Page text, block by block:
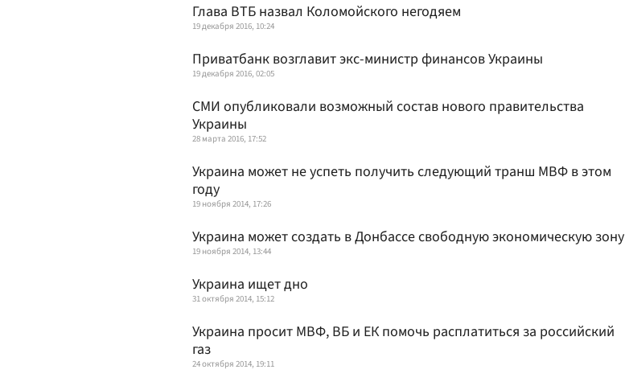
Глава ВТБ назвал Коломойского негодяем
19 декабря 2016, 10:24
Приватбанк возглавит экс-министр финансов Украины
19 декабря 2016, 02:05
СМИ опубликовали возможный состав нового правительства
Украины
28 марта 2016, 17:52
Украина может не успеть получить следующий транш МВФ в этом
году
19 ноября 2014, 17:26
Украина может создать в Донбассе свободную экономическую зону
19 ноября 2014, 13:44
Украина ищет дно
31 октября 2014, 15:12
Украина просит МВФ, ВБ и ЕК помочь расплатиться за российский
газ
24 октября 2014, 19:11